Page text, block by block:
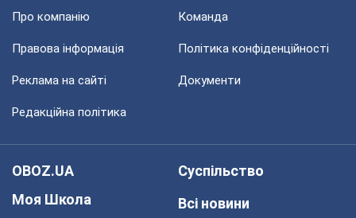
Про компанію Команда
Правова інформація Політика конфіденційності
Реклама на сайті Документи
Редакційна політика
OBOZ.UA
Моя Школа
Суспільство
Всі новини